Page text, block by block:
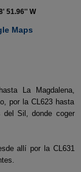
51.96'' W
Maps
La Magdalena,
por la CL623 hasta
del Sil, donde coger
allí por la CL631